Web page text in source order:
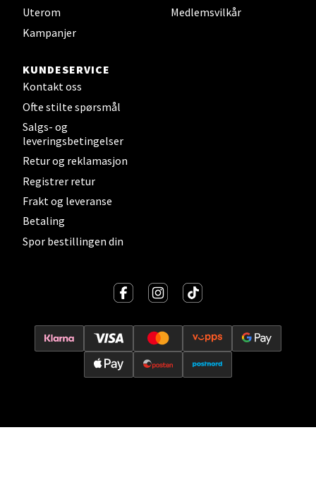
Uterom
Kampanjer
Medlemsvilkår
KUNDESERVICE
Kontakt oss
Ofte stilte spørsmål
Salgs- og
leveringsbetingelser
Retur og reklamasjon
Registrer retur
Frakt og leveranse
Betaling
Spor bestillingen din
Leirvik - Stord
Torgbakken 2, 5401 Stord
Åpent i dag 10-15
0 i butikk
Oslo - Thon Senter Storo
Vitaminveien 7 - 9, 0485 Oslo
Velg
Strandtorget, 2609 Lillehammer